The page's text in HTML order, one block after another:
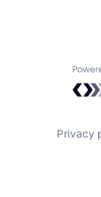
Privacy